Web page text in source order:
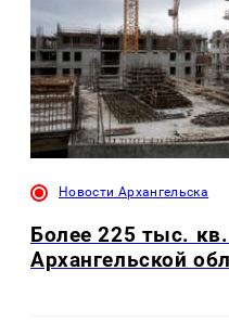
Новости Архангельска
Более 225 тыс.
Архангельской